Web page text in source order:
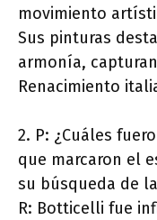
movimiento
Sus pinturas
armonía,
Renacimiento
2. P: ¿Cuáles
que marcaron el
su búsqueda de
R: Botticelli fue